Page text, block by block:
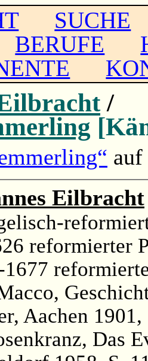
SUCHE
BERUFE
/
auf
Eilbracht
reformierter
1677
Aachen 1901,
Das